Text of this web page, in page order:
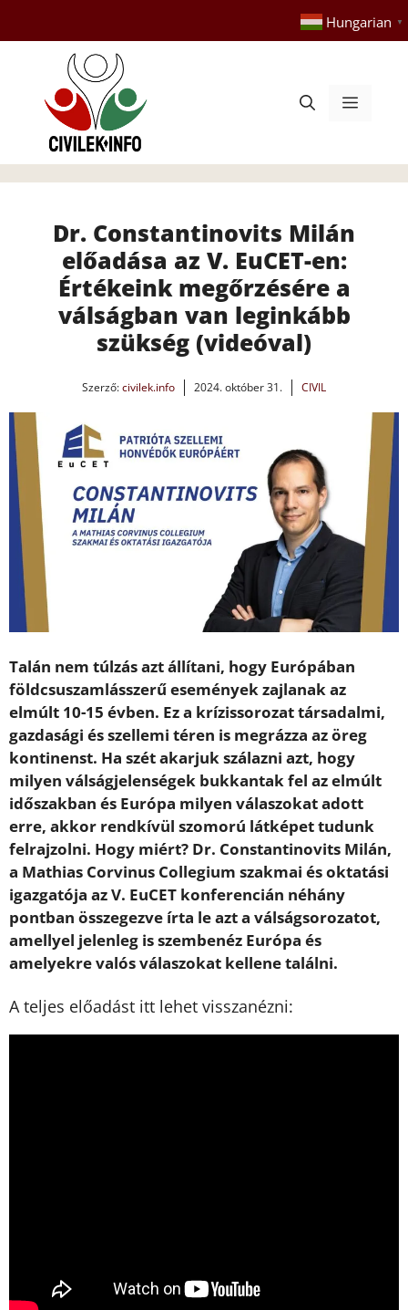
tartalomba
Hungarian ▼
Menü
Dr. Constantinovits Milán
előadása az V. EuCET-en:
Értékeink megőrzésére a
válságban van leginkább
szükség (videóval)
Szerző:civilek.info 2024. október 31. CIVIL
Talán nem túlzás azt állítani, hogy Európában
földcsuszamlásszerű események zajlanak az
elmúlt 10-15 évben. Ez a krízissorozat társadalmi,
gazdasági és szellemi téren is megrázza az öreg
kontinenst. Ha szét akarjuk szálazni azt, hogy
milyen válságjelenségek bukkantak fel az elmúlt
időszakban és Európa milyen válaszokat adott
erre, akkor rendkívül szomorú látképet tudunk
felrajzolni. Hogy miért? Dr. Constantinovits Milán,
a Mathias Corvinus Collegium szakmai és oktatási
igazgatója az V. EuCET konferencián néhány
pontban összegezve írta le azt a válságsorozatot,
amellyel jelenleg is szembenéz Európa és
amelyekre valós válaszokat kellene találni.
A teljes előadást itt lehet visszanézni: